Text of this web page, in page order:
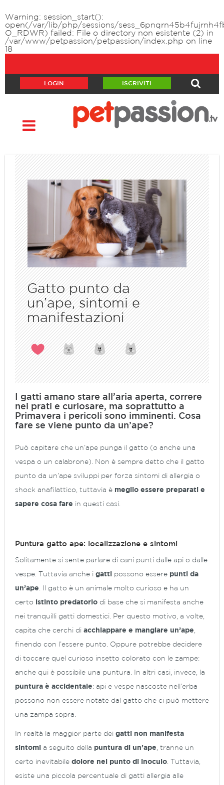
Warning : session_start():
open(/var/lib/php/sessions/
O_RDWR) failed: File o directory non esistente (2) in
/var/www/petpassion/petpassion/index.php on line
18
LOGIN ISCRIVITI
Gatto punto da
un’ape, sintomi e
manifestazioni
I gatti amano stare all’aria aperta, correre
nei prati e curiosare, ma soprattutto a
Primavera i pericoli sono imminenti. Cosa
fare se viene punto da un’ape?
Può capitare che un’ape punga il gatto (o anche una
vespa o un calabrone). Non è sempre detto che il gatto
punto da un’ape sviluppi per forza sintomi di allergia o
shock anafilattico, tuttavia è meglio essere preparati e
sapere cosa fare in questi casi.
Puntura gatto ape: localizzazione e sintomi
Solitamente si sente parlare di cani punti dalle api o dalle
vespe. Tuttavia anche i gatti possono essere punti da
un’ape . Il gatto è un animale molto curioso e ha un
certo istinto predatorio di base che si manifesta anche
nei tranquilli gatti domestici. Per questo motivo, a volte,
capita che cerchi di acchiappare e mangiare un’ape
finendo con l’essere punto. Oppure potrebbe decidere
di toccare quel curioso insetto colorato con le zampe:
anche qui è possibile una puntura. In altri casi, invece, la
puntura è accidentale: api e vespe nascoste nell’erba
possono non essere notate dal gatto che ci può mettere
una zampa sopra.
In realtà la maggior parte dei gatti non manifesta
sintomi a seguito della puntura di un’ape , tranne un
certo inevitabile dolore nel punto di inoculo . Tuttavia,
esiste una piccola percentuale di gatti allergia alle